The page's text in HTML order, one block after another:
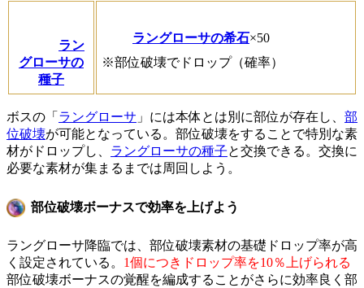
ラン
グローサの
種子
ラングローサの希石×50
※部位破壊でドロップ（確率）
ボスの「 ラングローサ 」には本体とは別に部位が存在し、 部
位破壊が可能となっている。部位破壊をすることで特別な素
材がドロップし、 ラングローサの種子と交換できる。交換に
必要な素材が集まるまでは周回しよう。
部位破壊ボーナスで効率を上げよう
ラングローサ降臨では、部位破壊素材の基礎ドロップ率が高
く設定されている。 1個につきドロップ率を10％上げられる
部位破壊ボーナスの覚醒を編成することがさらに効率良く部